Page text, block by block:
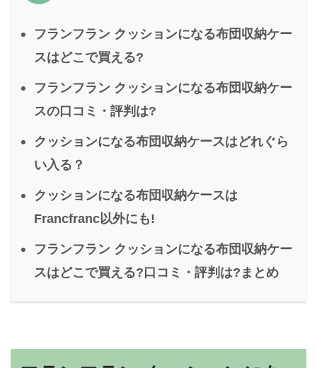
フランフラン クッションになる布団収納ケー
スはどこで買える?
フランフラン クッションになる布団収納ケー
スの口コミ・評判は?
クッションになる布団収納ケースはどれぐら
い入る？
クッションになる布団収納ケースは
Francfranc以外にも!
フランフラン クッションになる布団収納ケー
スはどこで買える?口コミ・評判は?まとめ